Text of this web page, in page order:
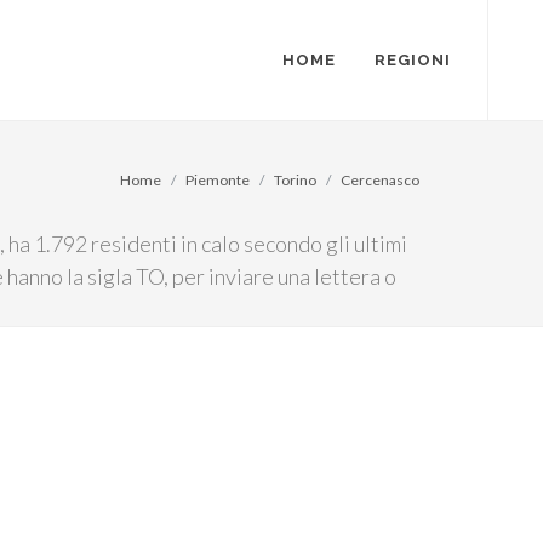
HOME REGIONI
1.792 residenti in calo secondo gli ultimi
la sigla TO, per inviare una lettera o
Home Piemonte Torino Cercenasco